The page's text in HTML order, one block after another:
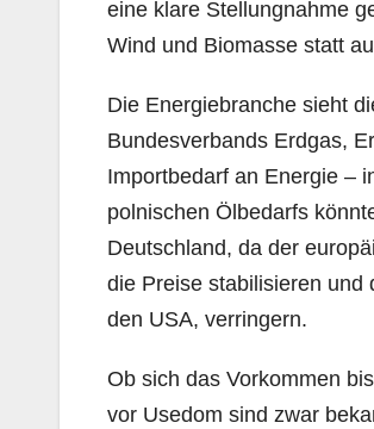
eine klare Stellungnahme
Wind und Biomasse statt
Die Energiebranche sieht
Bundesverbands Erdgas,
Importbedarf an Energie –
polnischen Ölbedarfs
Deutschland, da der
die Preise stabilisieren und
den USA, verringern.
Ob sich das Vorkommen
vor Usedom sind zwar